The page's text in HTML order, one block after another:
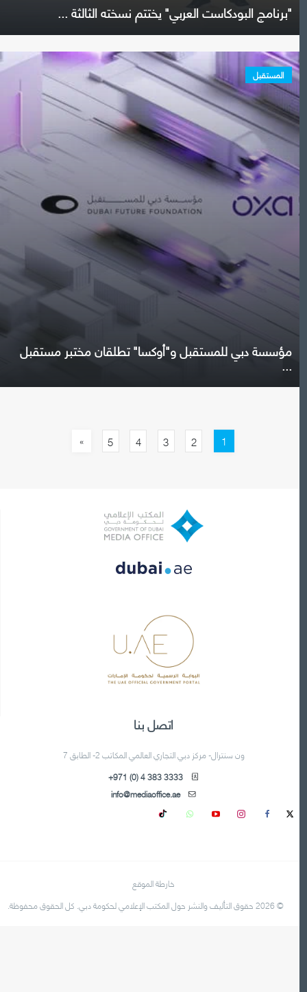
"برنامج البودكاست العربي" يختتم نسخته الثالثة ...
المستقبل
مؤسسة دبي للمستقبل و"أوكسا" تطلقان مختبر مستقبل
...
اتصل بنا
ون سنترال- مركز دبي التجاري العالمي المكاتب 2- الطابق 7
+971 (0) 4 383 3333
info@mediaoffice.ae
خارطة الموقع
© 2026 حقوق التأليف والنشر حول المكتب الإعلامي لحكومة دبي. كل الحقوق محفوظة.